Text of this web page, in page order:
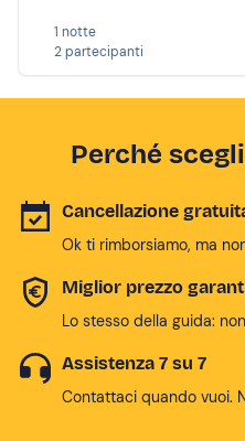
1 notte
2 partecipanti
Perché
Cancellazione
Ok ti rimborsiamo, ma
Miglior prezzo
Lo stesso della guida:
Assistenza 7 su 7
Contattaci quando vuoi.